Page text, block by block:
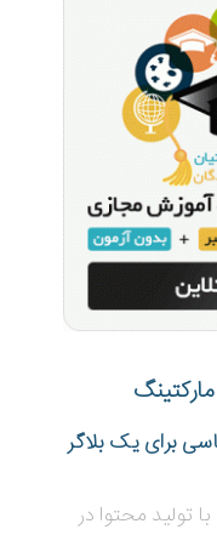
برای یک بلاگر
تولید محتوا در